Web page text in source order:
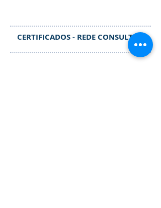
CERTIFICADOS - REDE CONSULTOR